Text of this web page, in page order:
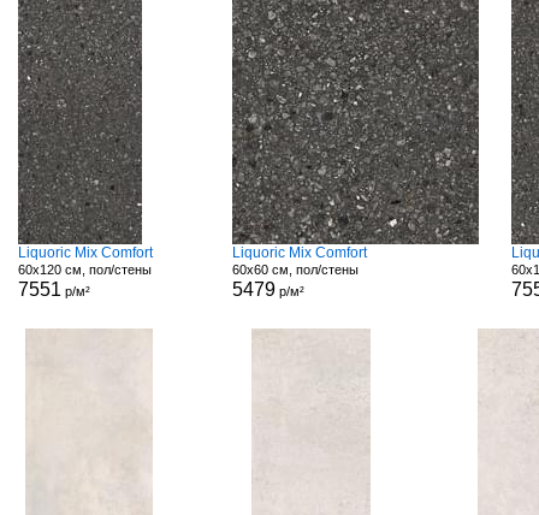
Liquoric Mix Comfort
60x120 см, пол/стены
7551 р/м²
Liquoric Mix Comfort
60x60 см, пол/стены
5479р/м²